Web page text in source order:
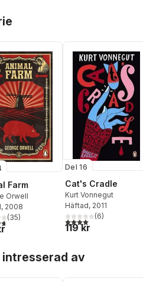
Farm
Orwell
, 2008
5 stjärnor. Totalt antal röster:
(35)
Del 16
Cat's Cradle
Kurt Vonnegut
Häftad, 2011
4,0utav 5 stjärnor.
(6)
119 kr
intresserad av